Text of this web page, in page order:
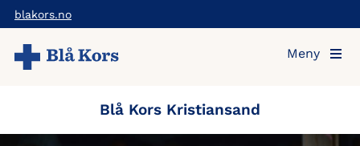
Hopp
til
hovedinnholdet
blakors.no
Meny
Blå Kors Kristiansand